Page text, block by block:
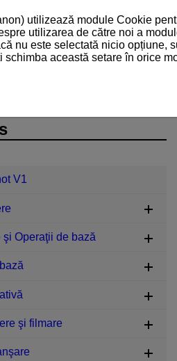
V1
şi Operaţii de bază
şi filmare
utilizează module Cookie
utilizarea de către noi a
nu este selectată nicio opțiune,
schimba această setare în orice